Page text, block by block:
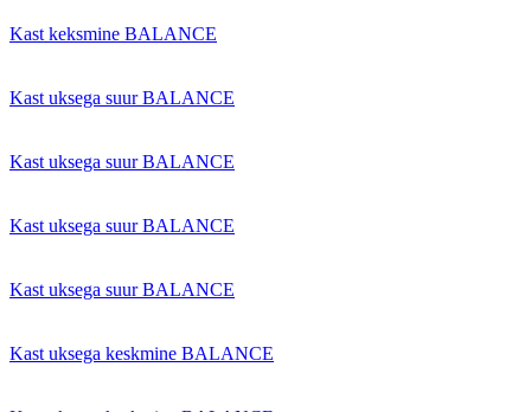
Kast keksmine BALANCE
Kast uksega suur BALANCE
Kast uksega suur BALANCE
Kast uksega suur BALANCE
Kast uksega suur BALANCE
Kast uksega keskmine BALANCE